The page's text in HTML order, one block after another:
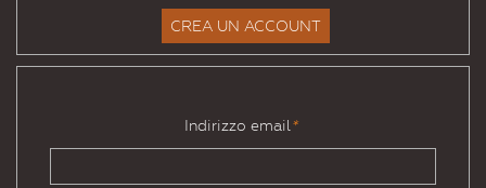
CREA UN ACCOUNT
Indirizzo email *